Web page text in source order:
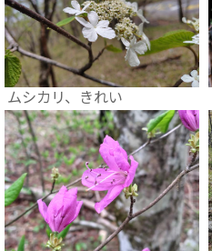
ムシカリ、きれい